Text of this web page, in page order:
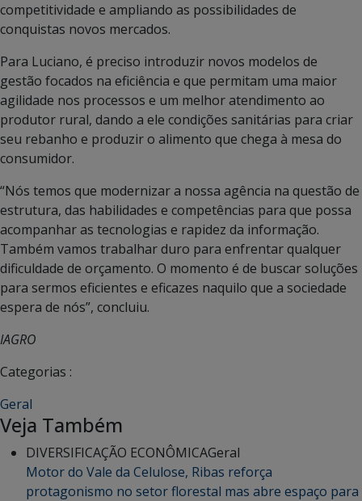
competitividade e ampliando as possibilidades de
conquistas novos mercados.
Para Luciano, é preciso introduzir novos modelos de
gestão focados na eficiência e que permitam uma maior
agilidade nos processos e um melhor atendimento ao
produtor rural, dando a ele condições sanitárias para criar
seu rebanho e produzir o alimento que chega à mesa do
consumidor.
“Nós temos que modernizar a nossa agência na questão de
estrutura, das habilidades e competências para que possa
acompanhar as tecnologias e rapidez da informação.
Também vamos trabalhar duro para enfrentar qualquer
dificuldade de orçamento. O momento é de buscar soluções
para sermos eficientes e eficazes naquilo que a sociedade
espera de nós”, concluiu.
IAGRO
Categorias :
Geral
Veja Também
DIVERSIFICAÇÃO ECONÔMICAGeral
Motor do Vale da Celulose, Ribas reforça
protagonismo no setor florestal mas abre espaço para